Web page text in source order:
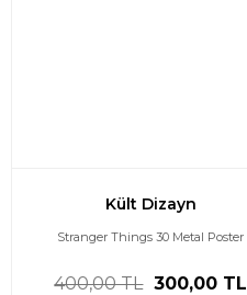
Kült Dizayn
Stranger Things 30 Metal Poster
400,00 TL 300,00 TL